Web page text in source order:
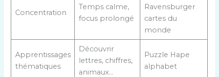
Concentration
Temps calme,
focus prolongé
Ravensburger
cartes du
monde
Apprentissages
thématiques
Découvrir
lettres, chiffres,
animaux…
Puzzle Hape
alphabet